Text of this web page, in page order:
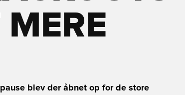
blev der åbnet op for de store